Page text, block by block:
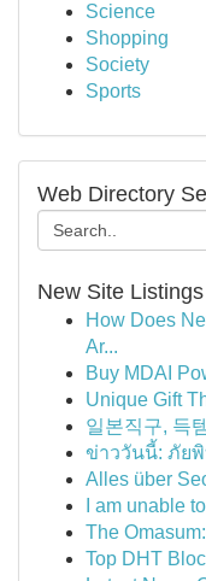
Science
Shopping
Society
Sports
Web Directory
New Site Listings
How Does
Ar...
Buy MDAI
Unique Gift
일본직구, 득
ข่าววันนี้: ภัย
Alles über
I am unable
The
Top DHT